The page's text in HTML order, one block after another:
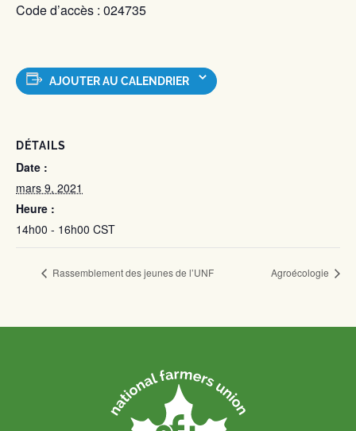
Code d’accès : 024735
AJOUTER AU CALENDRIER
DÉTAILS
Date :
mars 9, 2021
Heure :
14h00 - 16h00 CST
Rassemblement des jeunes de l’UNF Agroécologie